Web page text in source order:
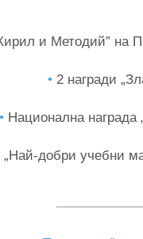
и Методий” на
• 2 награди
• Национална награда
добри учебни